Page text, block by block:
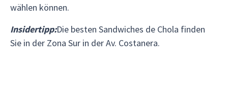
wählen können.
Insidertipp:Die besten Sandwiches de Chola finden
Sie in der Zona Sur in der Av. Costanera.